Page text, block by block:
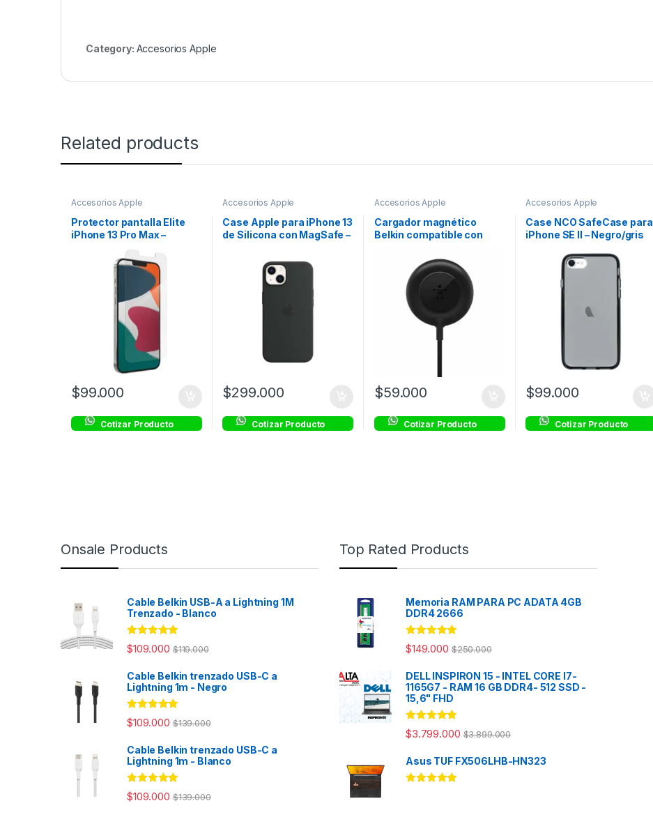
Category: Accesorios Apple
Related products
Accesorios Apple
Protector pantalla Elite
iPhone 13 Pro Max –
$99.000
Cotizar Producto
Accesorios Apple
Case Apple para iPhone 13
de Silicona con MagSafe –
$299.000
Cotizar Producto
Accesorios Apple
Cargador magnético
Belkin compatible con
$59.000
Cotizar Producto
Accesorios Apple
Case NCO SafeCase para
iPhone SE II – Negro/gris
$99.000
Cotizar Producto
Onsale Products
Cable Belkin USB-A a Lightning 1M
Trenzado - Blanco
Rated 4.98
out of 5
$109.000 $119.000
Cable Belkin trenzado USB-C a
Lightning 1m - Negro
Rated 4.94
out of 5
$109.000 $139.000
Cable Belkin trenzado USB-C a
Lightning 1m - Blanco
Rated 4.98
out of 5
$109.000 $139.000
Top Rated Products
Memoria RAM PARA PC ADATA 4GB
DDR4 2666
Rated 5.00
out of 5
$149.000 $250.000
DELL INSPIRON 15 - INTEL CORE I7-
1165G7 - RAM 16 GB DDR4- 512 SSD -
15,6" FHD
Rated5.00
out of 5
$3.799.000 $3.899.000
Asus TUF FX506LHB-HN323